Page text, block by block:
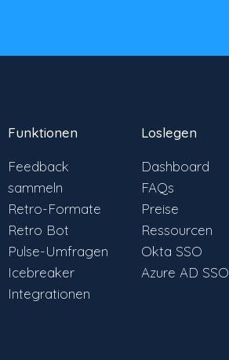
Funktionen
Feedback
sammeln
Retro-Formate
Retro Bot
Pulse-Umfragen
Icebreaker
Integrationen
Loslegen
Dashboard
FAQs
Preise
Ressourcen
Okta SSO
Azure AD SSO